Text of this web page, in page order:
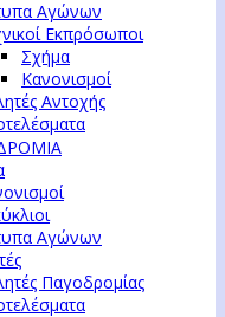
Αγώνων
Εκπρόσωποι
Σχήμα
Κανονισμοί
Αντοχής
Αγώνων
Παγοδρομίας